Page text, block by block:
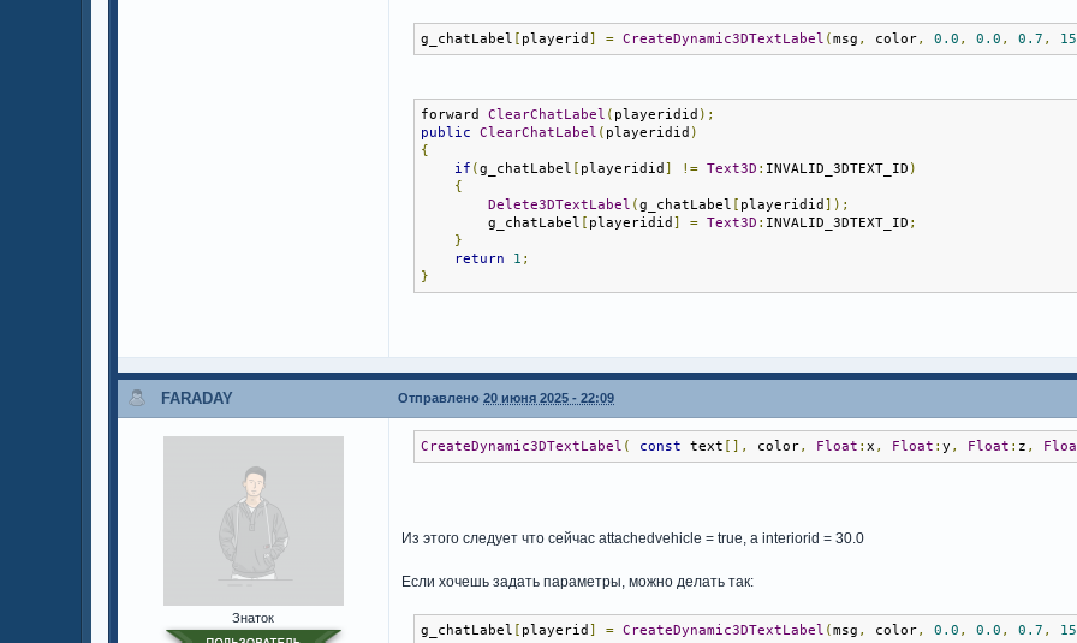
}
g_chatLabel[playerid] = CreateDynamic3DTextLabel(msg, color, 0.0, 0.0,
return 0 ; // чтобы стандартное сообщение не дублировалось
}
g_chatLabel [ playerid ] = CreateDynamic3DTextLabel (msg , color, 0.0 , 0.0 , 0.7 ,
forward ClearChatLabel ( playeridid );
public
ClearChatLabel ( playeridid )
{
if (g_chatLabel [ playeridid ] != Text3D : INVALID_3DTEXT_ID )
{
Delete3DTextLabel (g_chatLabel [ playeridid ]);
g_chatLabel [ playeridid ] = Text3D : INVALID_3DTEXT_ID ;
}
return
1 ;
}
FARADAY Отправлено20 июня 2025 - 22:09
Знаток
CreateDynamic3DTextLabel ( const text [], color, Float :x , Float :y , Float : z ,
Из этого следует что сейчас attachedvehicle = true, а interiorid = 30.0
Если хочешь задать параметры, можно делать так:
g_chatLabel [ playerid ] = CreateDynamic3DTextLabel (msg , color, 0.0 , 0.0 , 0.7 ,